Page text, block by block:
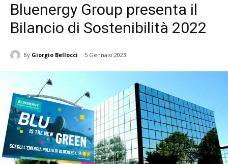
Bluenergy Group presenta il
Bilancio di Sostenibilità 2022
By Giorgio Bellocci 5 Gennaio 2023